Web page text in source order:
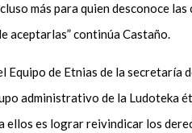
más para quien desconoce las
aceptarlas” continúa Castaño.
de Etnias de la secretaría
administrativo de la Ludoteka
ellos es lograr reivindicar los